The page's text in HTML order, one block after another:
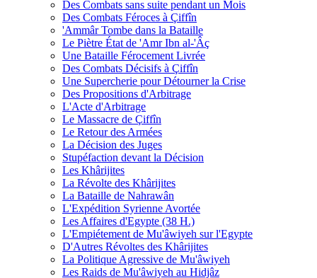
Des Combats sans suite pendant un Mois
Des Combats Féroces à Çiffîn
'Ammâr Tombe dans la Bataille
Le Piètre État de 'Amr Ibn al-'Âç
Une Bataille Férocement Livrée
Des Combats Décisifs à Çiffîn
Une Supercherie pour Détourner la Crise
Des Propositions d'Arbitrage
L'Acte d'Arbitrage
Le Massacre de Çiffîn
Le Retour des Armées
La Décision des Juges
Stupéfaction devant la Décision
Les Khârijites
La Révolte des Khârijites
La Bataille de Nahrawân
L'Expédition Syrienne Avortée
Les Affaires d'Egypte (38 H.)
L'Empiétement de Mu'âwiyeh sur l'Egypte
D'Autres Révoltes des Khârijites
La Politique Agressive de Mu'âwiyeh
Les Raids de Mu'âwiyeh au Hidjâz